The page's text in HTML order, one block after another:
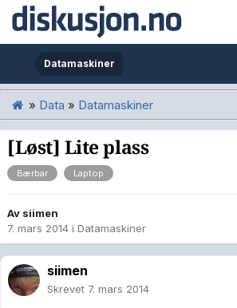
Datamaskiner
» Data » Datamaskiner
[Løst] Lite plass
Bærbar Laptop
Av siimen
7. mars 2014 i Datamaskiner
siimen
Skrevet 7. mars 2014